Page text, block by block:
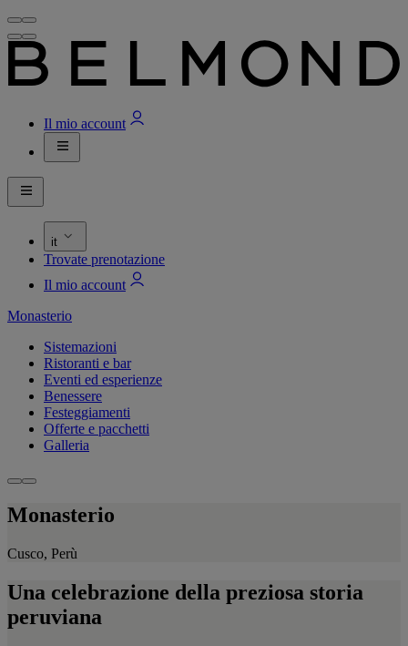
Il mio account
it
Trovate prenotazione
Il mio account
Monasterio
Sistemazioni
Ristoranti e bar
Eventi ed esperienze
Benessere
Festeggiamenti
Offerte e pacchetti
Galleria
Monasterio
Cusco, Perù
Una celebrazione della preziosa storia
peruviana